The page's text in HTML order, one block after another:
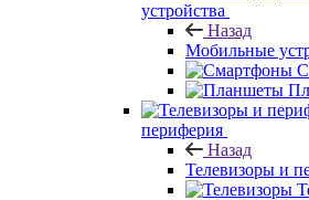
устройства
Назад
Мобильные
периферия
Назад
Телевизоры и